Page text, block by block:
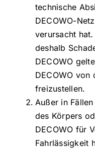
technische
DECOWO-
verursacht
deshalb
DECOWO
DECOWO von
freizustellen.
Außer in
des Körpers
DECOWO für
Fahrlässigkeit